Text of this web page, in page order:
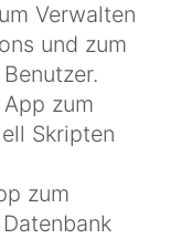
Verwalten
und zum
zum
Skripten
zum